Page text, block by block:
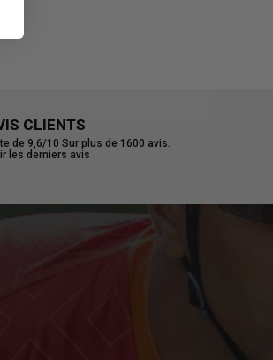
CLIENTS
de 9,6/10 Sur plus de 1600 avis.
les derniers avis